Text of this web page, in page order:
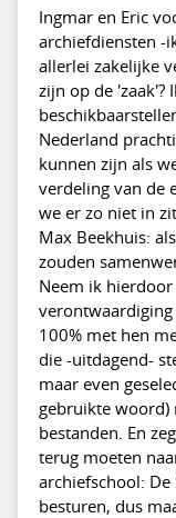
Ingmar en Eric
archiefdiensten -
allerlei zakelijke
zijn op de 'zaak'?
Nederland
kunnen zijn als
verdeling van de
we er zo niet in
Max Beekhuis:
zouden
Neem ik
verontwaardiging
100% met hen
die -uitdagend-
maar even
gebruikte
bestanden. En
terug moeten
archiefschool:
besturen, dus